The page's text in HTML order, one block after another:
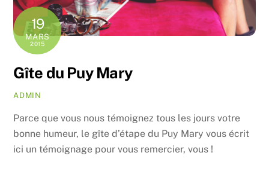
19
MARS
2015
Gîte du Puy Mary
ADMIN
Parce que vous nous témoignez tous les jours votre
bonne humeur, le gîte d’étape du Puy Mary vous écrit
ici un témoignage pour vous remercier, vous !